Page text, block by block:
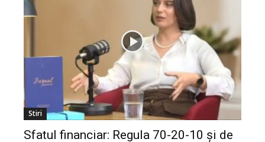
Stiri
Sfatul financiar: Regula 70-20-10 și de